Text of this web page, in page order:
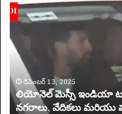
2025: పూర్తి ప్రయాణం,
ముఖ్య సంఘటనలు | ఫుట్‌బాల్